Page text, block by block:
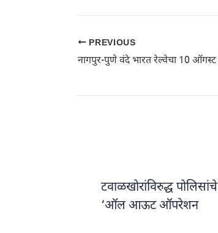
PREVIOUS
टवाळखोरांविरुद्ध पोलिसांचे
‘ऑल आऊट ऑपरेशन